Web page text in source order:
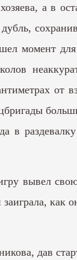
а в
момент
от
вывел
как
дав